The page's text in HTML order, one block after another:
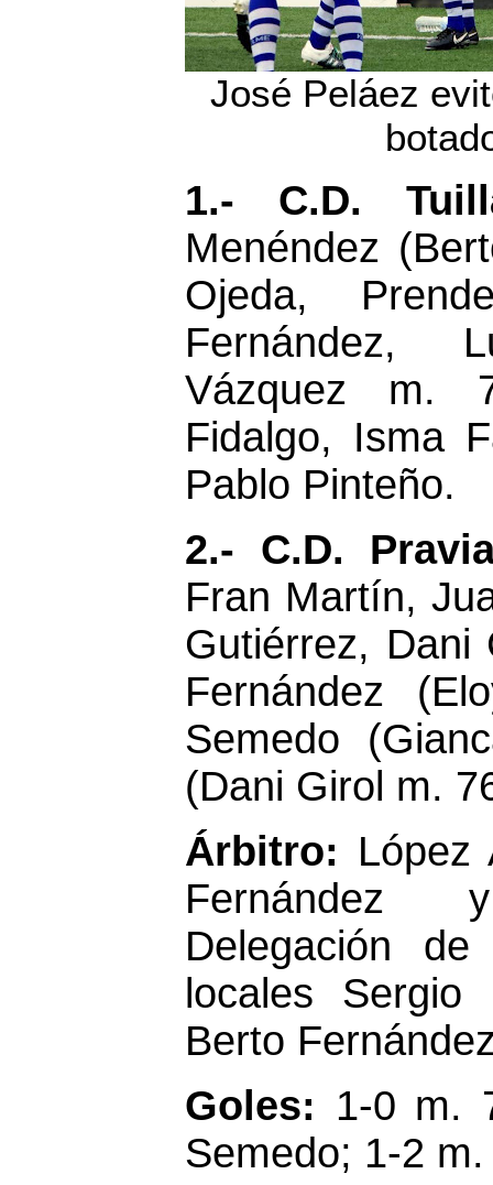
José Peláez
1.- C.D.
Menéndez
Ojeda,
Fernández,
Vázquez m.
Fidalgo, Isma
Pablo Pinteño.
2.- C.D.
Fran Martín,
Gutiérrez, Dani
Fernández
Semedo
(Dani Girol m.
Árbitro: López
Fernández
Delegación
locales
Berto
Goles: 1-0 m.
Semedo; 1-2